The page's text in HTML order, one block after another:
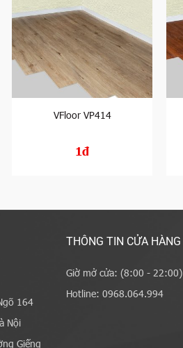
VFloor VP414
1đ
164
Nội
Giếng
THÔNG TIN CỬA HÀNG
Giờ mở cửa: (8:00 - 22:00)
Hotline: 0968.064.994